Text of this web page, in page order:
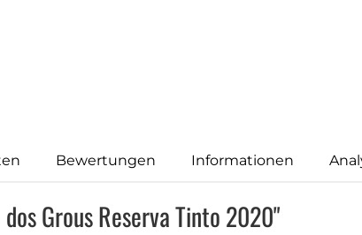
Bewertungen Informationen
Grous Reserva Tinto 2020"